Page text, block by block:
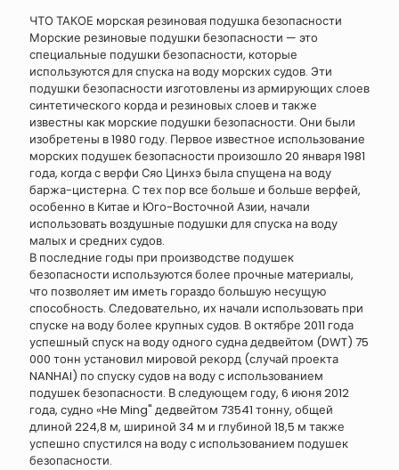
ЧТО ТАКОЕ морская резиновая подушка безопасности
Морские резиновые подушки безопасности — это
специальные подушки безопасности, которые
используются для спуска на воду морских судов. Эти
подушки безопасности изготовлены из армирующих слоев
синтетического корда и резиновых слоев и также
известны как морские подушки безопасности. Они были
изобретены в 1980 году. Первое известное использование
морских подушек безопасности произошло 20 января 1981
года, когда с верфи Сяо Цинхэ была спущена на воду
баржа-цистерна. С тех пор все больше и больше верфей,
особенно в Китае и Юго-Восточной Азии, начали
использовать воздушные подушки для спуска на воду
малых и средних судов.
В последние годы при производстве подушек
безопасности используются более прочные материалы,
что позволяет им иметь гораздо большую несущую
способность. Следовательно, их начали использовать при
спуске на воду более крупных судов. В октябре 2011 года
успешный спуск на воду одного судна дедвейтом (DWT) 75
000 тонн установил мировой рекорд (случай проекта
NANHAI) по спуску судов на воду с использованием
подушек безопасности. В следующем году, 6 июня 2012
года, судно «He Ming" дедвейтом 73541 тонну, общей
длиной 224,8 м, шириной 34 м и глубиной 18,5 м также
успешно спустился на воду с использованием подушек
безопасности.